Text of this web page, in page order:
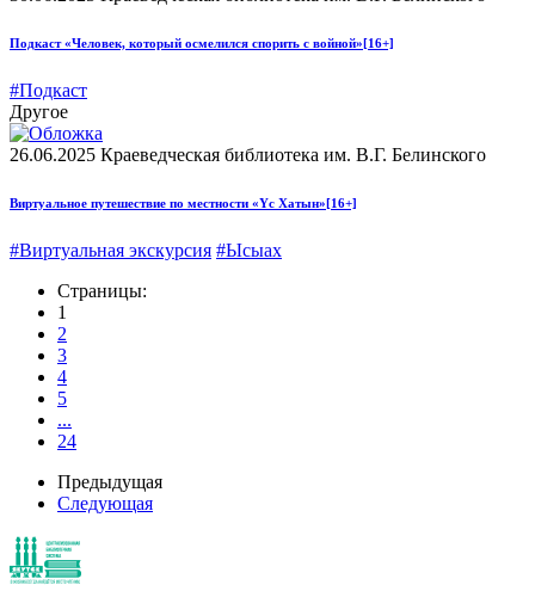
Подкаст «Человек, который осмелился спорить с войной»[16+]
#Подкаст
Другое
26.06.2025 Краеведческая библиотека им. В.Г. Белинского
Виртуальное путешествие по местности «Үс Хатын»[16+]
#Виртуальная экскурсия #Ысыах
Страницы:
1
2
3
4
5
...
24
Предыдущая
Следующая